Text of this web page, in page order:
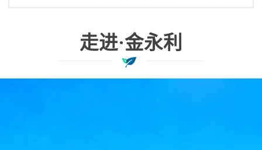
走进·金永利